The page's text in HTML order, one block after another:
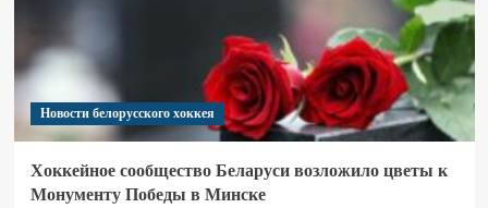
Новости белорусского хоккея
Хоккейное сообщество Беларуси возложило цветы к
Монументу Победы в Минске